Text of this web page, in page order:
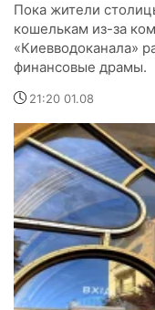
Пока жители
кошелькам из-за
«Киевводоканала»
финансовые драмы.
21:20 01.08